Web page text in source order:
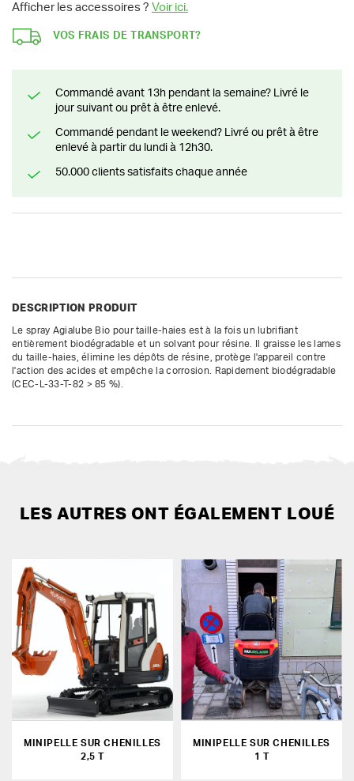
Afficher les accessoires ? Voir ici.
VOS FRAIS DE TRANSPORT?
Commandé avant 13h pendant la semaine? Livré le
jour suivant ou prêt à être enlevé.
Commandé pendant le weekend? Livré ou prêt à être
enlevé à partir du lundi à 12h30.
50.000 clients satisfaits chaque année
DESCRIPTION PRODUIT
Le spray Agialube Bio pour taille-haies est à la fois un lubrifiant
entièrement biodégradable et un solvant pour résine. Il graisse les lames
du taille-haies, élimine les dépôts de résine, protège l'appareil contre
l'action des acides et empêche la corrosion. Rapidement biodégradable
(CEC-L-33-T-82 > 85 %).
LES AUTRES ONT ÉGALEMENT LOUÉ
MINIPELLE SUR CHENILLES
2,5 T
MINIPELLE SUR CHENILLES
1 T